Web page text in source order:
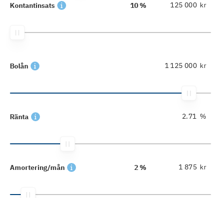
Kontantinsats 10 % kr
Bolån kr
Ränta %
Amortering/mån 2 % kr